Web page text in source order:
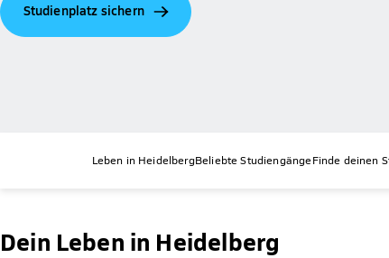
Studienplatz sichern
Leben in HeidelbergBeliebte StudiengängeFinde deinen
Dein Leben in Heidelberg